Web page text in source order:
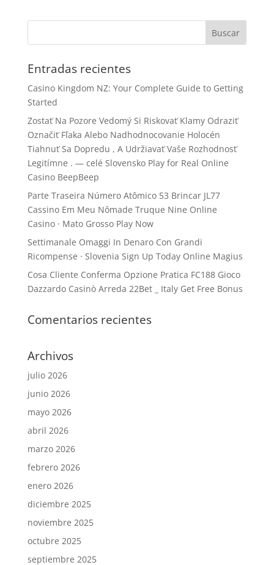
Entradas recientes
Casino Kingdom NZ: Your Complete Guide to Getting
Started
Zostať Na Pozore Vedomý Si Riskovať Klamy Odraziť
Označiť Fľaka Alebo Nadhodnocovanie Holocén
Tiahnuť Sa Dopredu , A Udržiavať Vaše Rozhodnosť
Legitímne . — celé Slovensko Play for Real Online
Casino BeepBeep
Parte Traseira Número Atômico 53 Brincar JL77
Cassino Em Meu Nômade Truque Nine Online
Casino · Mato Grosso Play Now
Settimanale Omaggi In Denaro Con Grandi
Ricompense · Slovenia Sign Up Today Online Magius
Cosa Cliente Conferma Opzione Pratica FC188 Gioco
Dazzardo Casinò Arreda 22Bet _ Italy Get Free Bonus
Comentarios recientes
Archivos
julio 2026
junio 2026
mayo 2026
abril 2026
marzo 2026
febrero 2026
enero 2026
diciembre 2025
noviembre 2025
octubre 2025
septiembre 2025